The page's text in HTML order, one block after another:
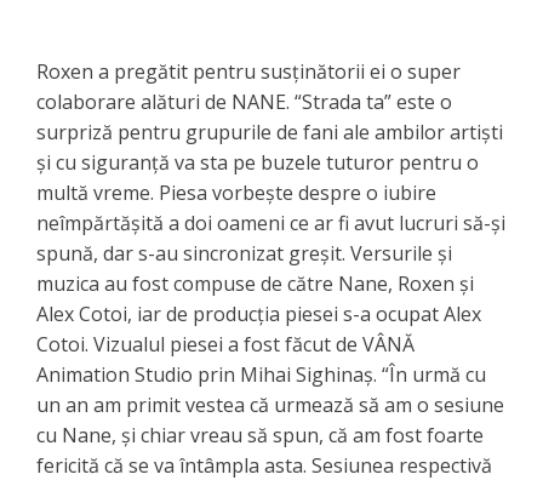
Roxen a pregătit pentru susținătorii ei o super
colaborare alături de NANE. “Strada ta” este o
surpriză pentru grupurile de fani ale ambilor artiști
și cu siguranță va sta pe buzele tuturor pentru o
multă vreme. Piesa vorbește despre o iubire
neîmpărtășită a doi oameni ce ar fi avut lucruri să-și
spună, dar s-au sincronizat greșit. Versurile și
muzica au fost compuse de către Nane, Roxen și
Alex Cotoi, iar de producția piesei s-a ocupat Alex
Cotoi. Vizualul piesei a fost făcut de VÂNĂ
Animation Studio prin Mihai Sighinaș. “În urmă cu
un an am primit vestea că urmează să am o sesiune
cu Nane, și chiar vreau să spun, că am fost foarte
fericită că se va întâmpla asta. Sesiunea respectivă